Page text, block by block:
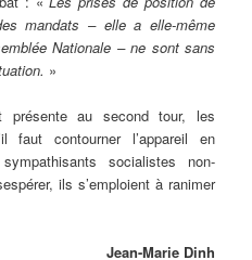
mandats – elle a elle-même
Nationale – ne sont sans
»
présente au second tour, les
faut contourner l’appareil en
socialistes non-
ils s’emploient à ranimer
Jean-Marie Dinh